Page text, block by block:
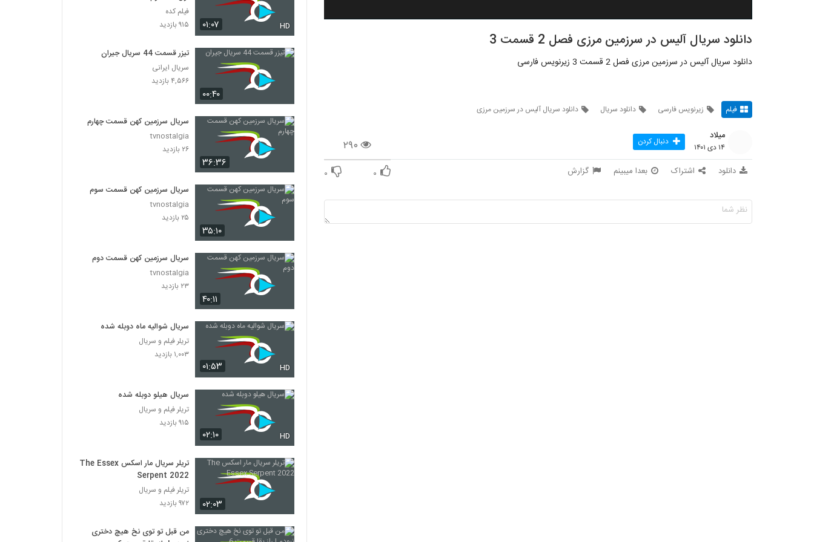
دانلود سریال آلیس در سرزمین مرزی فصل 2 قسمت 3
دانلود سریال آلیس در سرزمین مرزی فصل 2 قسمت 3 زیرنویس فارسی
فیلم زیرنویس فارسی دانلود سریال دانلود سریال آلیس در سرزمین مرزی
۲۹۰
میلاد
۱۴ دی ۱۴۰۱ دنبال کردن
دانلود اشتراک بعدا میبینم گزارش ۰ ۰
۰۱:۰۷ HD
فیلم کده
۹۱۵ بازدید
۰۰:۴۰
تیزر قسمت 44 سریال جیران
سریال ایرانی
۴,۵۶۶ بازدید
۳۶:۳۶
سریال سرزمین کهن قسمت چهارم
tvnostalgia
۲۶ بازدید
۳۵:۱۰
سریال سرزمین کهن قسمت سوم
tvnostalgia
۲۵ بازدید
۴۰:۱۱
سریال سرزمین کهن قسمت دوم
tvnostalgia
۲۳ بازدید
۰۱:۵۳ HD
سریال شوالیه ماه دوبله شده
تریلر فیلم و سریال
۱,۰۰۳ بازدید
۰۲:۱۰ HD
سریال هیلو دوبله شده
تریلر فیلم و سریال
۹۱۵ بازدید
۰۲:۰۳
تریلر سریال مار اسکس The Essex
Serpent 2022
تریلر فیلم و سریال
۹۷۲ بازدید
من قبل تو توی نخ هیچ دختری